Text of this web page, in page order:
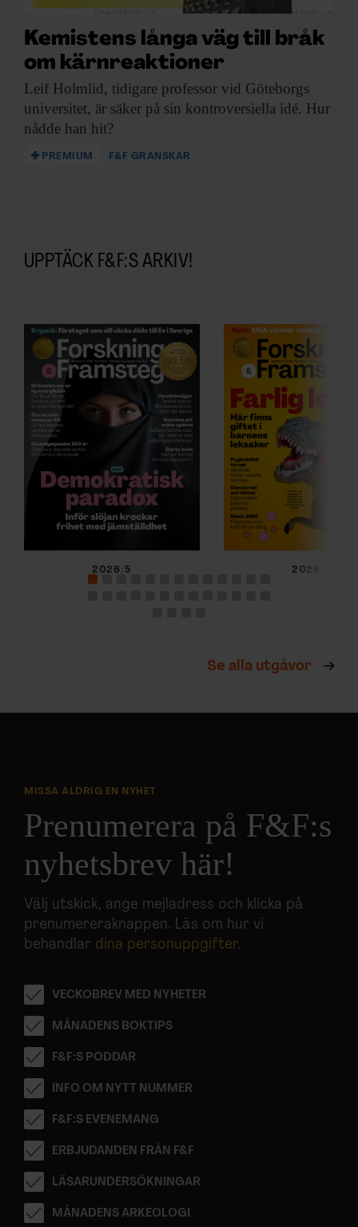
Kemistens långa väg till bråk
om kärnreaktioner
Leif Holmlid, tidigare professor vid Göteborgs
universitet, är säker på sin kontroversiella idé. Hur
nådde han hit?
PREMIUM F&F GRANSKAR
UPPTÄCK F&F:S ARKIV!
2026/5 2026/4
Se alla utgåvor
MISSA ALDRIG EN NYHET
Prenumerera på F&F:s
nyhetsbrev här!
Välj utskick, ange mejladress och klicka på
prenumereraknappen. Läs om hur vi
behandlar dina personuppgifter.
VECKOBREV MED NYHETER
MÅNADENS BOKTIPS
F&F:S PODDAR
INFO OM NYTT NUMMER
F&F:S EVENEMANG
ERBJUDANDEN FRÅN F&F
LÄSARUNDERSÖKNINGAR
MÅNADENS ARKEOLOGI